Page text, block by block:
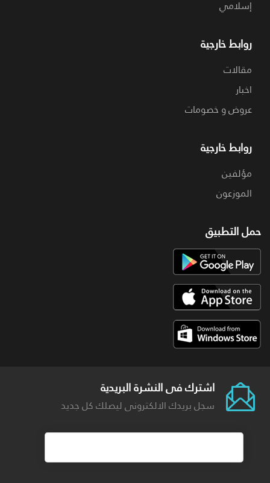
إسلامي
روابط خارجية
مقالات
اخبار
عروض و خصومات
روابط خارجية
مؤلفين
الموزعون
حمل التطبيق
اشترك فى النشرة البريدية
سجل بريدك الالكترونى ليصلك كل جديد